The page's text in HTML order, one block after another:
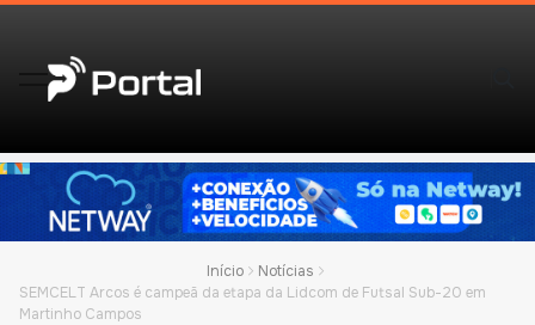
Início
Notícias
SEMCELT Arcos é campeã da etapa da Lidcom de Futsal Sub-20 em
Martinho Campos